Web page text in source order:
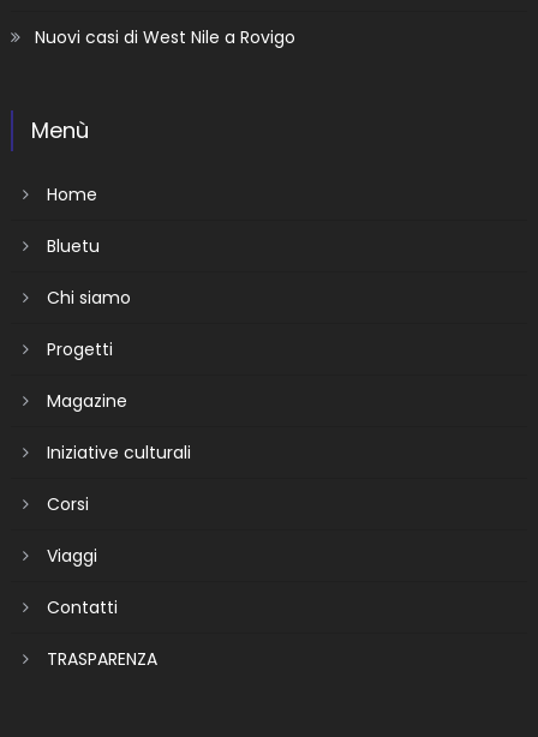
Nuovi casi di West Nile a Rovigo
Menù
Home
Bluetu
Chi siamo
Progetti
Magazine
Iniziative culturali
Corsi
Viaggi
Contatti
TRASPARENZA